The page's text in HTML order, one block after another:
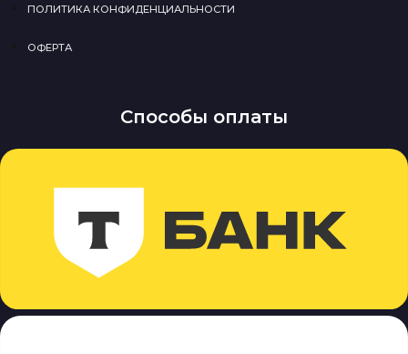
ПОЛИТИКА КОНФИДЕНЦИАЛЬНОСТИ
ОФЕРТА
Способы оплаты